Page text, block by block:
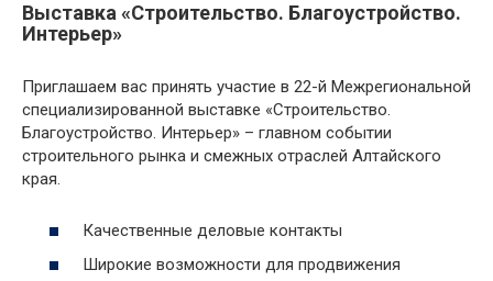
Выставка «Строительство. Благоустройство.
Интерьер»
Приглашаем вас принять участие в 22-й Межрегиональной
специализированной выставке «Строительство.
Благоустройство. Интерьер» – главном событии
строительного рынка и смежных отраслей Алтайского
края.
Качественные деловые контакты
Широкие возможности для продвижения